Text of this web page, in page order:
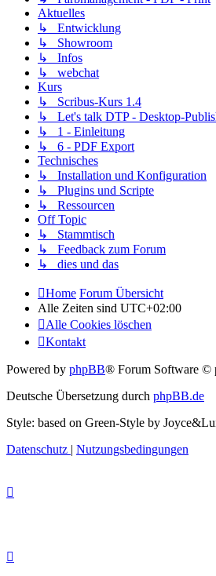
Aktuelles
↳ Entwicklung
↳ Showroom
↳ Infos
↳ webchat
Kurs
↳ Scribus-Kurs 1.4
↳ Let's talk DTP - Desktop-
↳ 1 - Einleitung
↳ 6 - PDF Export
Technisches
↳ Installation und Konfiguration
↳ Plugins und Scripte
↳ Ressourcen
Off Topic
↳ Stammtisch
↳ Feedback zum Forum
↳ dies und das
Home Forum Übersicht
Alle Zeiten sind UTC+02:00
Alle Cookies löschen
Kontakt
Powered by phpBB® Forum Software ©
Deutsche Übersetzung durch phpBB.de
Style: based on Green-Style by
Datenschutz | Nutzungsbedingungen